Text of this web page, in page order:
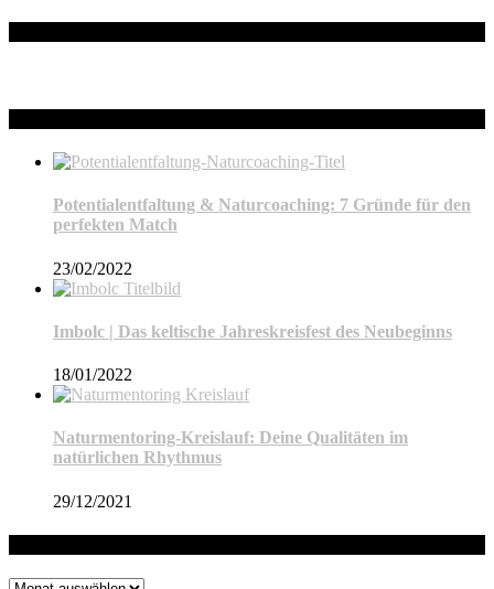
Potentialentfaltung & Naturcoaching: 7 Gründe für den
perfekten Match
23/02/2022
Imbolc | Das keltische Jahreskreisfest des Neubeginns
18/01/2022
Naturmentoring-Kreislauf: Deine Qualitäten im
natürlichen Rhythmus
29/12/2021